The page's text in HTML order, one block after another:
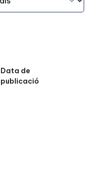
Data de
publicació